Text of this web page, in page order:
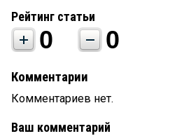
Рейтинг статьи
0 0
Комментарии
Комментариев нет.
Ваш комментарий